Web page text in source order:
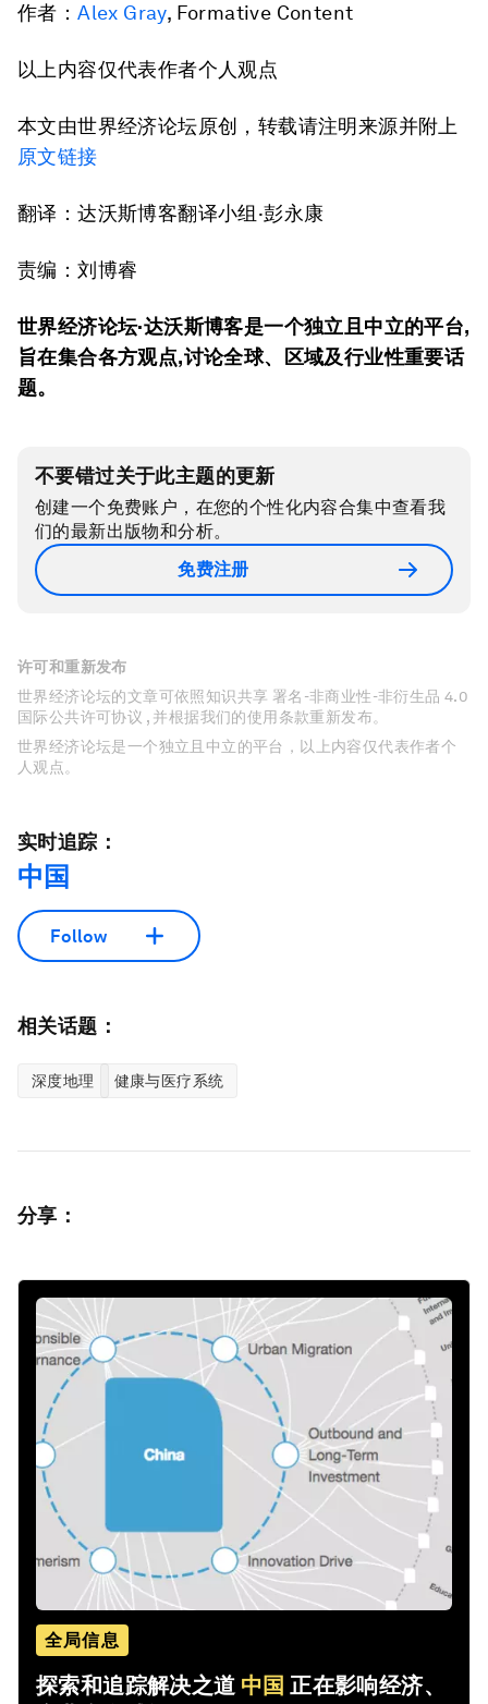
作者：Alex Gray, Formative Content
以上内容仅代表作者个人观点
本文由世界经济论坛原创，转载请注明来源并附上
原文链接
翻译：达沃斯博客翻译小组·彭永康
责编：刘博睿
世界经济论坛·达沃斯博客是一个独立且中立的平台,
旨在集合各方观点,讨论全球、区域及行业性重要话
题。
不要错过关于此主题的更新
创建一个免费账户，在您的个性化内容合集中查看我
们的最新出版物和分析。
免费注册
许可和重新发布
世界经济论坛的文章可依照知识共享 署名-非商业性-非衍生品 4.0
国际公共许可协议 , 并根据我们的使用条款重新发布。
世界经济论坛是一个独立且中立的平台，以上内容仅代表作者个
人观点。
实时追踪：
中国
Follow
相关话题：
深度地理 健康与医疗系统
分享：
全局信息
探索和追踪解决之道 中国 正在影响经济、